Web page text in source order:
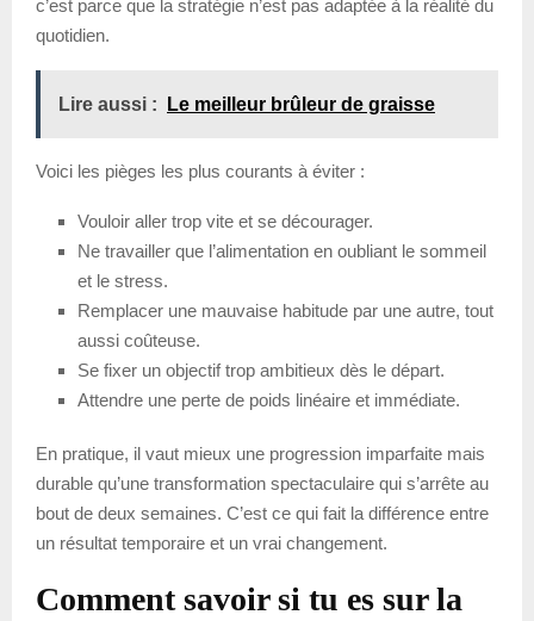
c’est parce que la stratégie n’est pas adaptée à la réalité du
quotidien.
Lire aussi : Le meilleur brûleur de graisse
Voici les pièges les plus courants à éviter :
Vouloir aller trop vite et se décourager.
Ne travailler que l’alimentation en oubliant le sommeil
et le stress.
Remplacer une mauvaise habitude par une autre, tout
aussi coûteuse.
Se fixer un objectif trop ambitieux dès le départ.
Attendre une perte de poids linéaire et immédiate.
En pratique, il vaut mieux une progression imparfaite mais
durable qu’une transformation spectaculaire qui s’arrête au
bout de deux semaines. C’est ce qui fait la différence entre
un résultat temporaire et un vrai changement.
Comment savoir si tu es sur la